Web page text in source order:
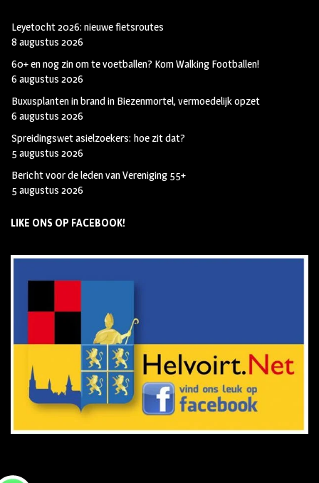
Leyetocht 2026: nieuwe fietsroutes
8 augustus 2026
60+ en nog zin om te voetballen? Kom Walking Footballen!
6 augustus 2026
Buxusplanten in brand in Biezenmortel, vermoedelijk opzet
6 augustus 2026
Spreidingswet asielzoekers: hoe zit dat?
5 augustus 2026
Bericht voor de leden van Vereniging 55+
5 augustus 2026
LIKE ONS OP FACEBOOK!